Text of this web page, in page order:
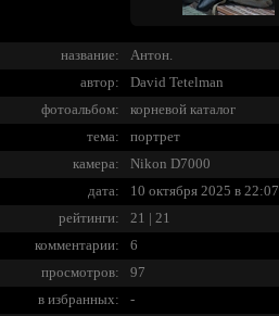
название:
Антон.
автор:
David Tetelman
фотоальбом:
корневой каталог
тема:
портрет
камера:
Nikon D7000
дата:
10 октября 2025 в 22:07
рейтинги:
21 | 21
комментарии:
6
просмотров:
97
в избранных:
-